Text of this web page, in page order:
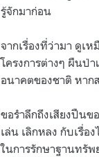
รู้จักมาก่อน
จากเรื่องที่ว่ามา ดูเ
โครงการต่างๆ ผืนป่
อนาคตของชาติ หาก
ขอรำลึกถึงเสียงปืนข
เล่น เลิกหลง กับเรื่อ
ในการรักษาฐานทรัพ